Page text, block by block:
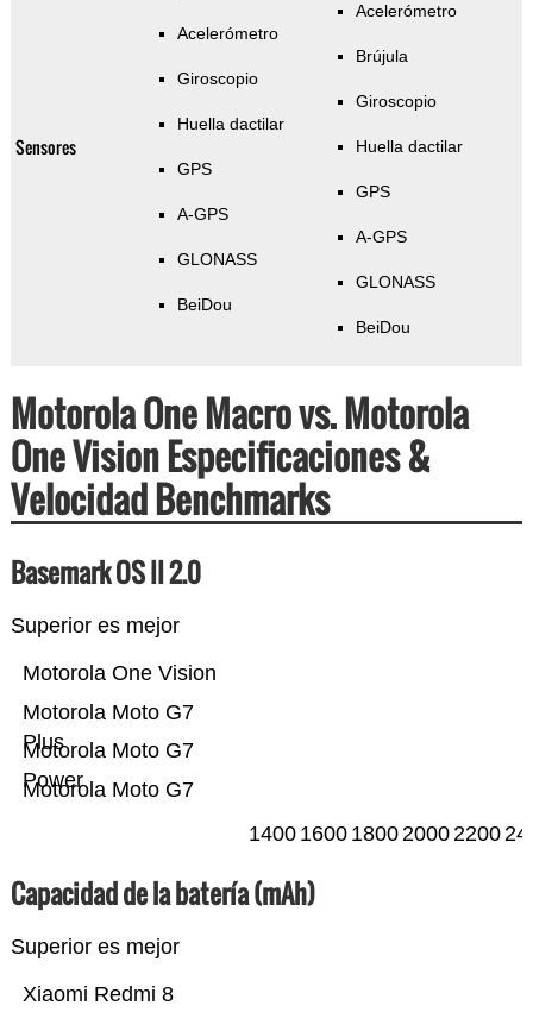
Sensores
Acelerómetro
Giroscopio
Huella dactilar
GPS
A-GPS
GLONASS
BeiDou
Acelerómetro
Brújula
Giroscopio
Huella dactilar
GPS
A-GPS
GLONASS
BeiDou
Motorola One Macro vs. Motorola
One Vision Especificaciones &
Velocidad Benchmarks
Basemark OS II 2.0
Superior es mejor
Motorola Moto G7
Motorola Moto G7
Power
Motorola Moto G7
Plus
Motorola One Vision
1400 1600 180020002200
Capacidad de la batería (mAh)
Superior es mejor
Xiaomi Redmi 8